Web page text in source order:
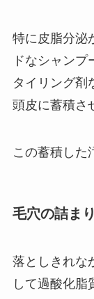
特に皮脂分泌
ドなシャン
タイリング剤
頭皮に蓄積さ
この蓄積した
毛穴の詰ま
落としきれな
して過酸化脂